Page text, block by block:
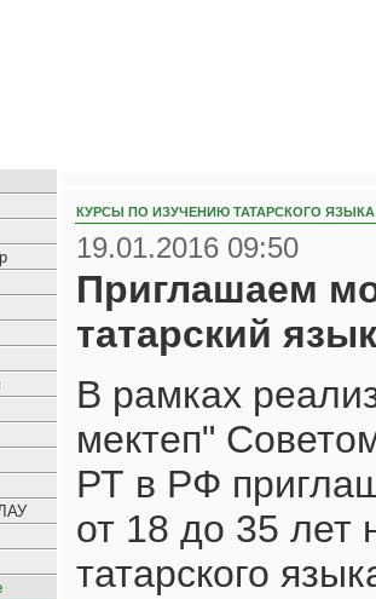
КУРСЫ ПО ИЗУЧЕНИЮ ТАТАРСКОГО ЯЗЫКА
19.01.2016 09:50
Приглашаем
татарский
В рамках
мектеп"
РТ в РФ
от 18 до 35 лет
татарского